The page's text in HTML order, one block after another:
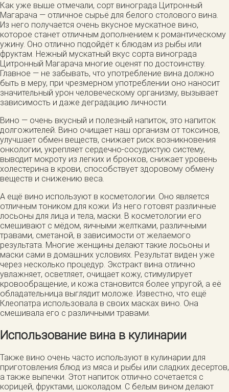
Как уже выше отмечали, сорт винограда Цитронный
Магарача — отличное сырьё для белого столового вина.
Из него получается очень вкусное мускатное вино,
которое станет отличным дополнением к романтическому
ужину. Оно отлично подойдёт к блюдам из рыбы или
фруктам. Нежный мускатный вкус сорта винограда
Цитронный Магарача многие оценят по достоинству.
Главное — не забывать, что употребление вина должно
быть в меру, при чрезмерном употреблении оно наносит
значительный урон человеческому организму, вызывает
зависимость и даже деградацию личности.
Вино — очень вкусный и полезный напиток, это напиток
долгожителей. Вино очищает наш организм от токсинов,
улучшает обмен веществ, снижает риск возникновения
онкологии, укрепляет сердечно-сосудистую систему,
выводит мокроту из легких и бронхов, снижает уровень
холестерина в крови, способствует здоровому обмену
веществ и снижению веса.
А ещё вино используют в косметологии. Оно является
отличным тоником для кожи. Из него готовят различные
лосьоны для лица и тела, маски. В косметологии его
смешивают с мёдом, яичными желтками, различными
травами, сметаной, в зависимости от желаемого
результата. Многие женщины делают такие лосьоны и
маски сами в домашних условиях. Результат виден уже
через несколько процедур. Экстракт вина отлично
увлажняет, осветляет, очищает кожу, стимулирует
кровообращение, и кожа становится более упругой, а её
обладательница выглядит моложе. Известно, что ещё
Клеопатра использовала в своих масках вино. Она
смешивала его с различными травами.
Использование вина в кулинарии
Также вино очень часто используют в кулинарии для
приготовления блюд из мяса и рыбы или сладких десертов,
а также выпечки. Этот напиток отлично сочетается с
корицей, фруктами, шоколадом. С белым вином делают